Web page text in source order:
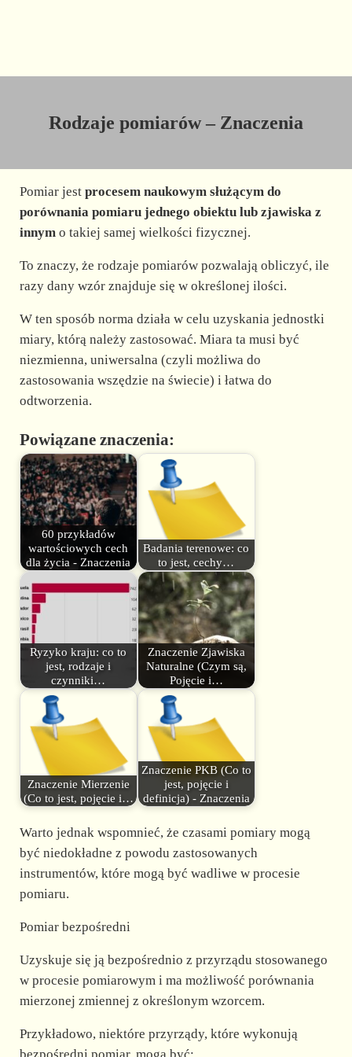
Rodzaje pomiarów – Znaczenia
Pomiar jest procesem naukowym służącym do
porównania pomiaru jednego obiektu lub zjawiska z
innymo takiej samej wielkości fizycznej.
To znaczy, że rodzaje pomiarów pozwalają obliczyć, ile
razy dany wzór znajduje się w określonej ilości.
W ten sposób norma działa w celu uzyskania jednostki
miary, którą należy zastosować. Miara ta musi być
niezmienna, uniwersalna (czyli możliwa do
zastosowania wszędzie na świecie) i łatwa do
odtworzenia.
Powiązane znaczenia:
60 przykładów
wartościowych cech
dla życia - Znaczenia
Badania terenowe: co
to jest, cechy…
Ryzyko kraju: co to
jest, rodzaje i
czynniki…
Znaczenie Zjawiska
Naturalne (Czym są,
Pojęcie i…
Znaczenie Mierzenie
(Co to jest, pojęcie i…
Znaczenie PKB (Co to
jest, pojęcie i
definicja) - Znaczenia
Warto jednak wspomnieć, że czasami pomiary mogą
być niedokładne z powodu zastosowanych
instrumentów, które mogą być wadliwe w procesie
pomiaru.
Pomiar bezpośredni
Uzyskuje się ją bezpośrednio z przyrządu stosowanego
w procesie pomiarowym i ma możliwość porównania
mierzonej zmiennej z określonym wzorcem.
Przykładowo, niektóre przyrządy, które wykonują